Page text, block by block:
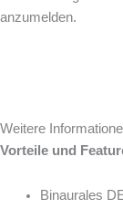
anzumelden.
Weitere
Vorteile und
Binaurales